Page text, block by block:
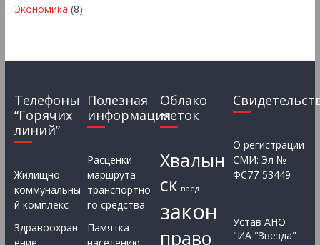
Экономика (8)
Телефоны
“Горячих
линий”
Жилищно-
коммунальны
й комплекс
Здравоохран
ение
Полезная
информация
Расценки
маршрута
транспортно
го средства
Памятка
населению
Облако
меток
Хвалын
ск вред
закон
право
О регистрации
СМИ: Эл №
ФС77-53449
Устав АНО
"ИА "Звезда"